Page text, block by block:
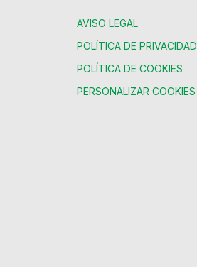
AVISO LEGAL
POLÍTICA DE PRIVACIDAD
POLÍTICA DE COOKIES
PERSONALIZAR COOKIES